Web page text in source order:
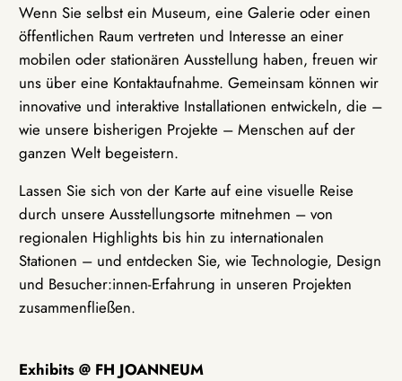
Wenn Sie selbst ein Museum, eine Galerie oder einen
öffentlichen Raum vertreten und Interesse an einer
mobilen oder stationären Ausstellung haben, freuen wir
uns über eine Kontaktaufnahme. Gemeinsam können wir
innovative und interaktive Installationen entwickeln, die –
wie unsere bisherigen Projekte – Menschen auf der
ganzen Welt begeistern.
Lassen Sie sich von der Karte auf eine visuelle Reise
durch unsere Ausstellungsorte mitnehmen – von
regionalen Highlights bis hin zu internationalen
Stationen – und entdecken Sie, wie Technologie, Design
und Besucher:innen-Erfahrung in unseren Projekten
zusammenfließen.
Exhibits @ FH JOANNEUM